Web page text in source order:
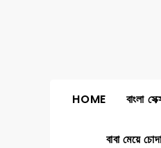
HOME বাংলা
বাবা মেয়ে